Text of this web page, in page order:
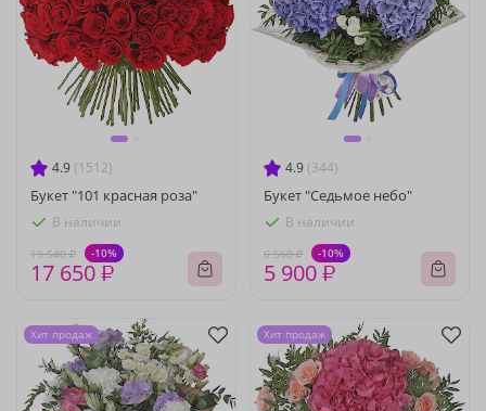
4.9 (1512)
Букет "101 красная роза"
В наличии
19 540 ₽ -10%
17 650 ₽
4.9 (344)
Букет "Седьмое небо"
В наличии
6 560 ₽ -10%
5 900 ₽
Хит продаж Хит продаж